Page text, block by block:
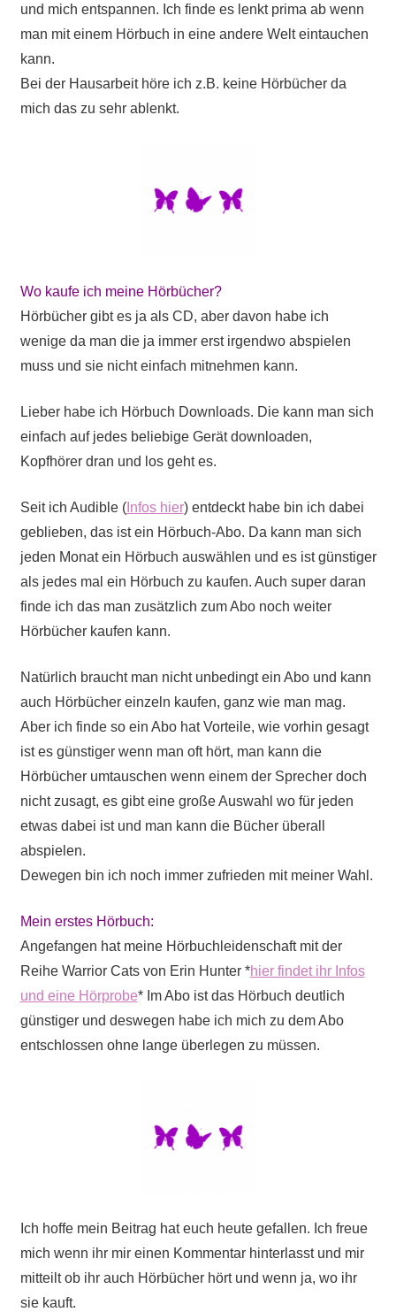
und mich entspannen. Ich finde es lenkt prima ab wenn
man mit einem Hörbuch in eine andere Welt eintauchen
kann.
Bei der Hausarbeit höre ich z.B. keine Hörbücher da
mich das zu sehr ablenkt.
Wo kaufe ich meine Hörbücher?
Hörbücher gibt es ja als CD, aber davon habe ich
wenige da man die ja immer erst irgendwo abspielen
muss und sie nicht einfach mitnehmen kann.
Lieber habe ich Hörbuch Downloads. Die kann man sich
einfach auf jedes beliebige Gerät downloaden,
Kopfhörer dran und los geht es.
Seit ich Audible (Infos hier) entdeckt habe bin ich dabei
geblieben, das ist ein Hörbuch-Abo. Da kann man sich
jeden Monat ein Hörbuch auswählen und es ist günstiger
als jedes mal ein Hörbuch zu kaufen. Auch super daran
finde ich das man zusätzlich zum Abo noch weiter
Hörbücher kaufen kann.
Natürlich braucht man nicht unbedingt ein Abo und kann
auch Hörbücher einzeln kaufen, ganz wie man mag.
Aber ich finde so ein Abo hat Vorteile, wie vorhin gesagt
ist es günstiger wenn man oft hört, man kann die
Hörbücher umtauschen wenn einem der Sprecher doch
nicht zusagt, es gibt eine große Auswahl wo für jeden
etwas dabei ist und man kann die Bücher überall
abspielen.
Dewegen bin ich noch immer zufrieden mit meiner Wahl.
Mein erstes Hörbuch:
Angefangen hat meine Hörbuchleidenschaft mit der
Reihe Warrior Cats von Erin Hunter *hier findet ihr Infos
und eine Hörprobe* Im Abo ist das Hörbuch deutlich
günstiger und deswegen habe ich mich zu dem Abo
entschlossen ohne lange überlegen zu müssen.
Ich hoffe mein Beitrag hat euch heute gefallen. Ich freue
mich wenn ihr mir einen Kommentar hinterlasst und mir
mitteilt ob ihr auch Hörbücher hört und wenn ja, wo ihr
sie kauft.